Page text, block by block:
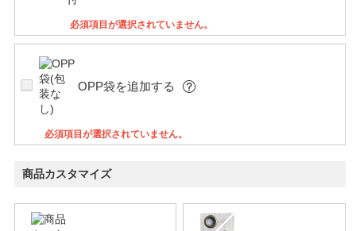
必須項目が選択されていません。
OPP袋を追加する
必須項目が選択されていません。
商品カスタマイズ